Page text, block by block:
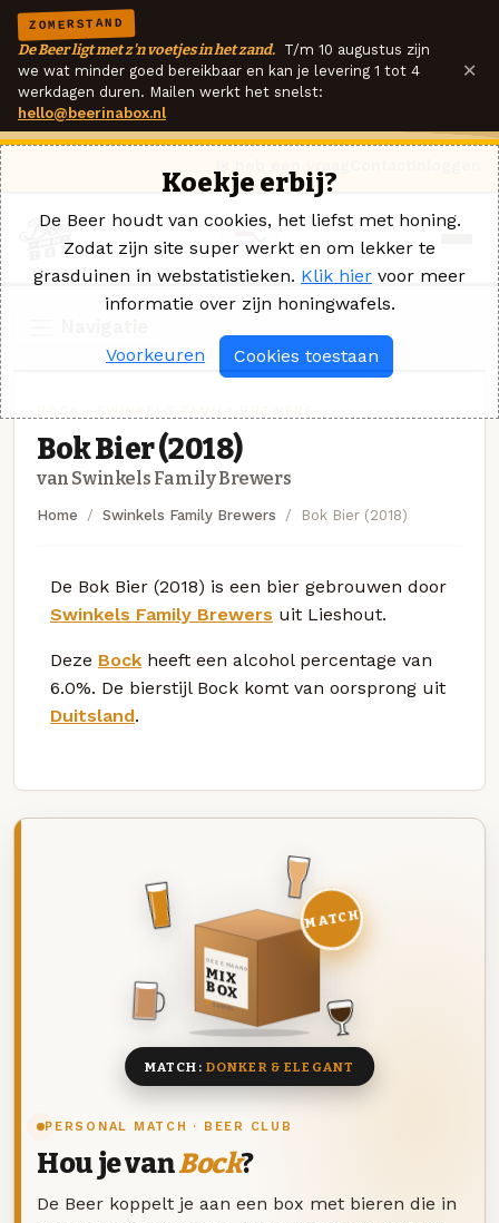
ZOMERSTAND
De Beer ligt met z'n voetjes in het zand. T/m 10 augustus zijn
we wat minder goed bereikbaar en kan je levering 1 tot 4
werkdagen duren. Mailen werkt het snelst:
hello@beerinabox.nl
×
Bok Bier (2018)
van Swinkels Family Brewers
Home Swinkels Family Brewers Bok Bier (2018)
De Bok Bier (2018) is een bier gebrouwen door
Swinkels Family Brewers uit Lieshout.
Deze Bock heeft een alcohol percentage van
6.0%. De bierstijl Bock komt van oorsprong uit
Duitsland.
PERSONAL MATCH · BEER CLUB
Hou je vanBock?
De Beer koppelt je aan een box met bieren die in
DEZE MAAND
MIX
BOX
8 BIEREN
MATCH
MATCH: DONKER & ELEGANT
Koekje erbij?
De Beer houdt van cookies, het liefst met honing.
Zodat zijn site super werkt en om lekker te
grasduinen in webstatistieken. Klik hier voor meer
informatie over zijn honingwafels.
Voorkeuren Cookies toestaan